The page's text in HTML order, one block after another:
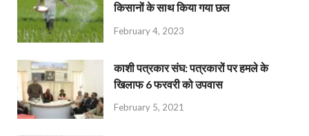
किसानों के साथ किया गया छल
February 4, 2023
काशी पत्रकार संघ: पत्रकारों पर हमले के
खिलाफ 6 फरवरी को उपवास
February 5, 2021